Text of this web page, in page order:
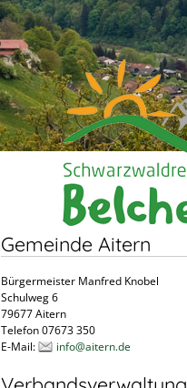
Gemeinde Aitern
Bürgermeister Manfred Knobel
Schulweg 6
79677 Aitern
Telefon 07673 350
E-Mail:
info@aitern.de